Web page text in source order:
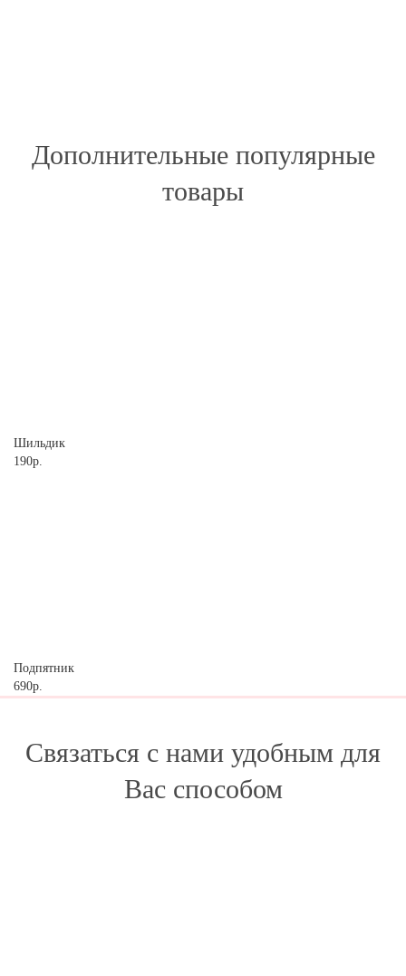
Дополнительные популярные
товары
Шильдик
190р.
Подпятник
690р.
Связаться с нами удобным для
Вас способом